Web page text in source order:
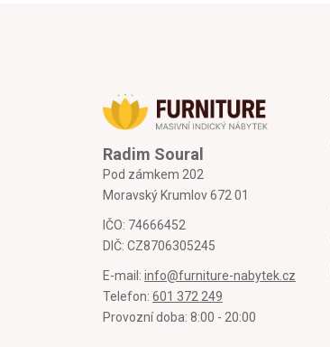
Radim Soural
Pod zámkem 202
Moravský Krumlov 672 01
IČO: 74666452
DIČ: CZ8706305245
E-mail: info@furniture-nabytek.cz
Telefon: 601 372 249
Provozní doba: 8:00 - 20:00